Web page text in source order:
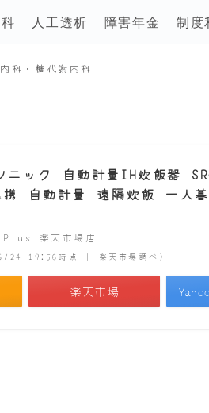
人工透析 障害年金 制度
科・糖代謝内科
ソニック 自動計量IH炊飯器
携 自動計量 遠隔炊飯 一人
楽天市場店
24 19:56時点 | 楽天市場調べ）
楽天市場